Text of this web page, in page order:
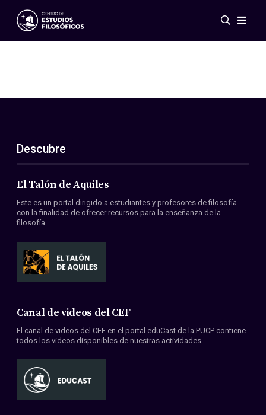
Eventos
ES
EN
Acerca de nosotros
Miembros
Convenios
Descubre
El Talón de Aquiles
Este es un portal dirigido a estudiantes y profesores de filosofía
con la finalidad de ofrecer recursos para la enseñanza de la
filosofía.
Canal de videos del CEF
El canal de videos del CEF en el portal eduCast de la PUCP contiene
todos los videos disponibles de nuestras actividades.